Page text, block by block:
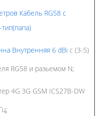
Кабель RG58 с
Внутренняя 6 dBi с (3-5)
RG58 и разьемом N;
4G 3G GSM ICS27B-DW